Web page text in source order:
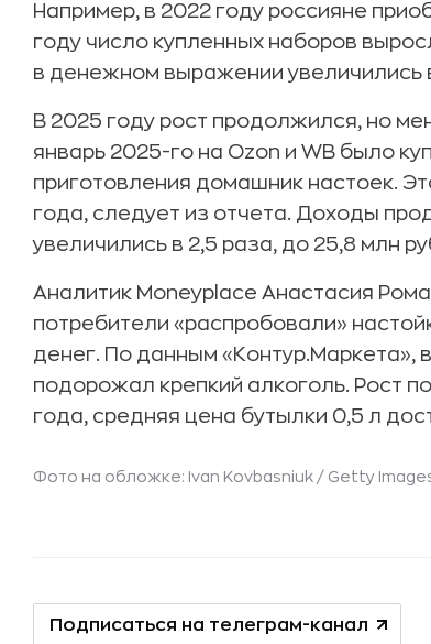
Например, в 2022 году россияне
году число купленных наборов
в денежном выражении увеличились
В 2025 году рост продолжился, но
январь 2025-го на Ozon и WB было
приготовления домашник настоек.
года, следует из отчета. Доходы
увеличились в 2,5 раза, до 25,8 млн
Аналитик Moneyplace Анастасия
потребители «распробовали»
денег. По данным «Контур.Маркета»,
подорожал крепкий алкоголь. Рост
года, средняя цена бутылки 0,5 л
Фото на обложке: Ivan Kovbasniuk / Getty
Подписаться на телеграм-канал